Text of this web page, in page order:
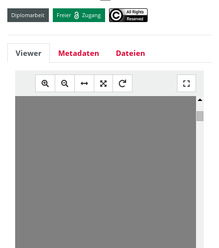
Diplomarbeit Freier Zugang
Viewer Metadaten Dateien